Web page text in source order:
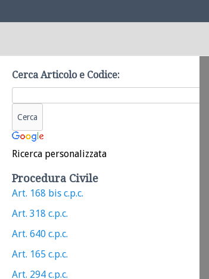
Cerca Articolo e Codice:
Ricerca personalizzata
Procedura Civile
Art. 168 bis c.p.c.
Art. 318 c.p.c.
Art. 640 c.p.c.
Art. 165 c.p.c.
Art. 294 c.p.c.